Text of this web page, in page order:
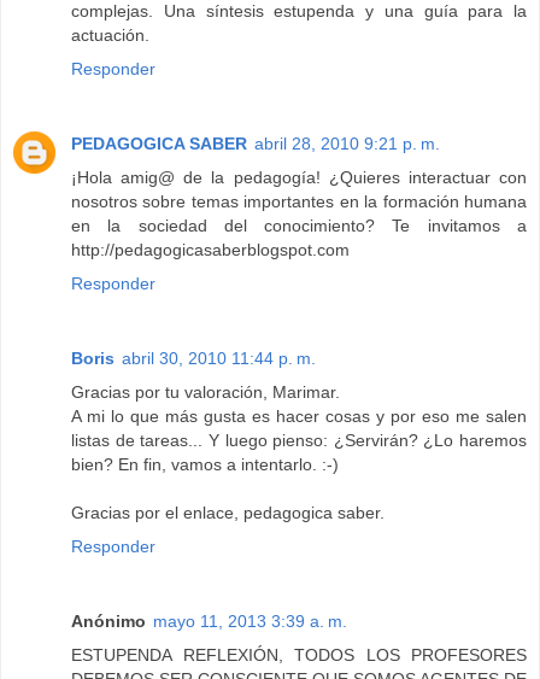
complejas. Una síntesis estupenda y una guía para la
actuación.
Responder
PEDAGOGICA SABER abril 28, 2010 9:21 p. m.
¡Hola amig@ de la pedagogía! ¿Quieres interactuar con
nosotros sobre temas importantes en la formación humana
en la sociedad del conocimiento? Te invitamos a
http://pedagogicasaberblogspot.com
Responder
Boris abril 30, 2010 11:44 p. m.
Gracias por tu valoración, Marimar.
A mi lo que más gusta es hacer cosas y por eso me salen
listas de tareas... Y luego pienso: ¿Servirán? ¿Lo haremos
bien? En fin, vamos a intentarlo. :-)
Gracias por el enlace, pedagogica saber.
Responder
Anónimo mayo 11, 2013 3:39 a. m.
ESTUPENDA REFLEXIÓN, TODOS LOS PROFESORES